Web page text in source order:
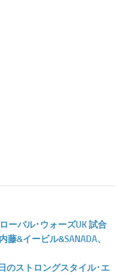
ーバル･ウォーズUK 試合
&イービル&SANADA、
のストロングスタイル･エ